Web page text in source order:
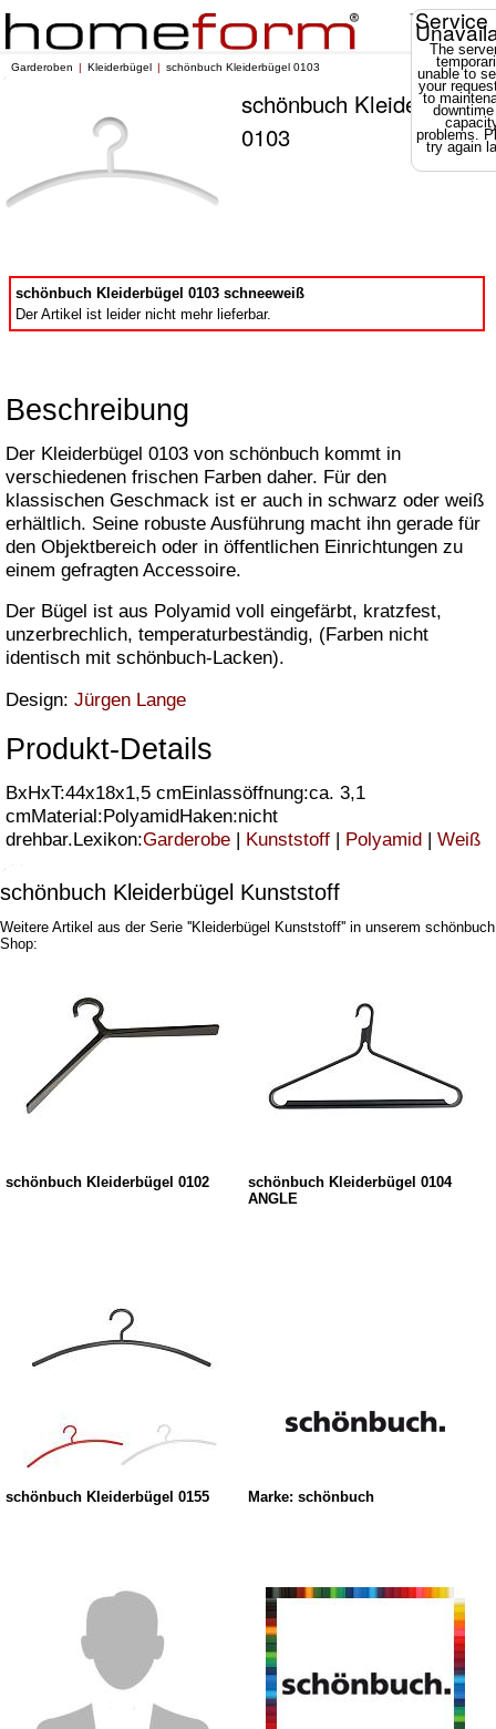
Service
The
unable to
your
to
problems.
try again
Garderoben Kleiderbügel schönbuch Kleiderbügel 0103
schönbuch Kleiderbügel
0103
schönbuch Kleiderbügel 0103 schneeweiß
Der Artikel ist leider nicht mehr lieferbar.
Beschreibung
Der Kleiderbügel 0103 von schönbuch kommt in
verschiedenen frischen Farben daher. Für den
klassischen Geschmack ist er auch in schwarz oder weiß
erhältlich. Seine robuste Ausführung macht ihn gerade für
den Objektbereich oder in öffentlichen Einrichtungen zu
einem gefragten Accessoire.
Der Bügel ist aus Polyamid voll eingefärbt, kratzfest,
unzerbrechlich, temperaturbeständig, (Farben nicht
identisch mit schönbuch-Lacken).
Design: Jürgen Lange
Produkt-Details
BxHxT:44x18x1,5 cmEinlassöffnung:ca. 3,1
cmMaterial:PolyamidHaken:nicht
drehbar.Lexikon:Garderobe Kunststoff Polyamid Weiß
schönbuch Kleiderbügel Kunststoff
Weitere Artikel aus der Serie ''Kleiderbügel Kunststoff'' in unserem schönbuch
Shop:
schönbuch Kleiderbügel 0102
schönbuch Kleiderbügel 0104
ANGLE
schönbuch Kleiderbügel 0155 Marke: schönbuch